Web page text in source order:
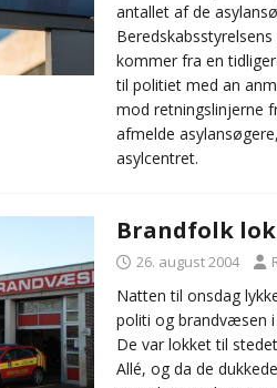
antallet af de
kommer fra en
til politiet med an
mod retningslinjerne
afmelde
asylcentret.
Brandfolk
26. august 2004
Natten til onsdag
politi og brandvæsen
De var lokket til
Allé, og da de